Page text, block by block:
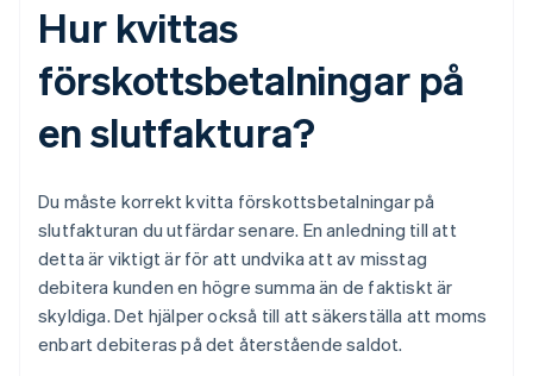
Hur kvittas
förskottsbetalningar på
en slutfaktura?
Du måste korrekt kvitta förskottsbetalningar på
slutfakturan du utfärdar senare. En anledning till att
detta är viktigt är för att undvika att av misstag
debitera kunden en högre summa än de faktiskt är
skyldiga. Det hjälper också till att säkerställa att moms
enbart debiteras på det återstående saldot.